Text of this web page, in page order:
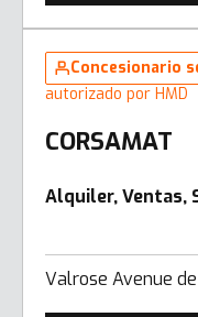
Concesionario
autorizado por HMD
CORSAMAT
Alquiler, Ventas,
Valrose Avenue